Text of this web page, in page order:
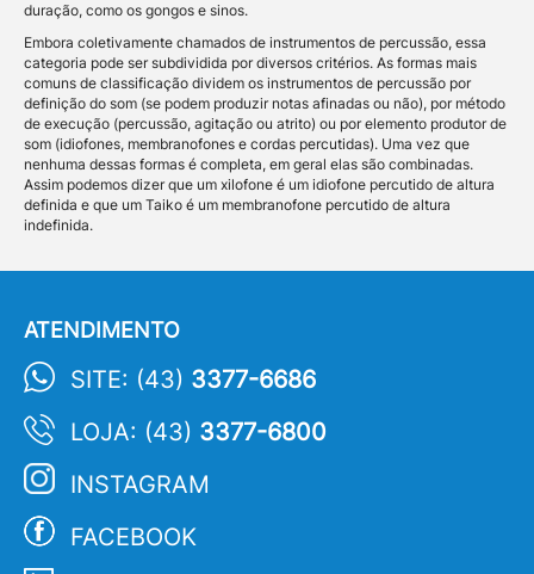
duração, como os gongos e sinos.
Embora coletivamente chamados de instrumentos de percussão, essa
categoria pode ser subdividida por diversos critérios. As formas mais
comuns de classificação dividem os instrumentos de percussão por
definição do som (se podem produzir notas afinadas ou não), por método
de execução (percussão, agitação ou atrito) ou por elemento produtor de
som (idiofones, membranofones e cordas percutidas). Uma vez que
nenhuma dessas formas é completa, em geral elas são combinadas.
Assim podemos dizer que um xilofone é um idiofone percutido de altura
definida e que um Taiko é um membranofone percutido de altura
indefinida.
ATENDIMENTO
SITE: (43) 3377-6686
LOJA: (43) 3377-6800
INSTAGRAM
FACEBOOK